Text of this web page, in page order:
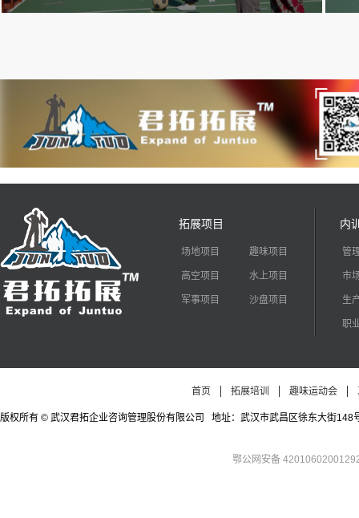
拓展项目
场地项目 趣味项目
高空项目 水上项目
军事项目 沙盘项目
内
管
市
生
职
首页 拓展培训 趣味运动会
版权所有 © 武汉君拓企业咨询管理股份有限公司 地址：武汉市武昌区徐东大街
鄂公网安备